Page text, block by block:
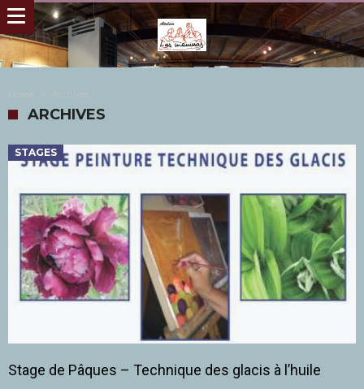
Home Archives
ARCHIVES
STAGES
Stage de Pâques – Technique des glacis à l’huile